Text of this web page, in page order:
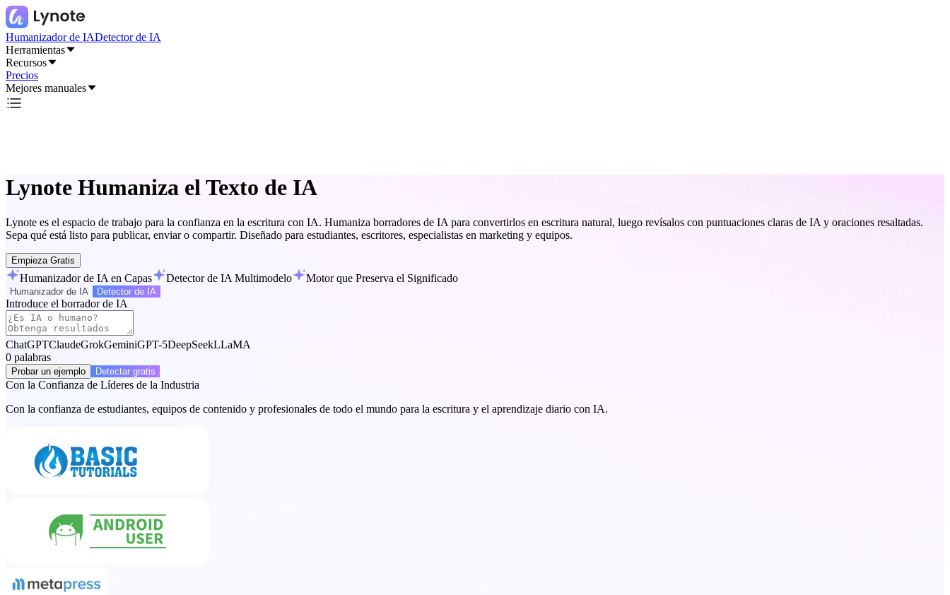
Humanizador de IADetector de IA
Herramientas
Recursos
Precios
Mejores manuales
Lynote Humaniza el Texto de IA
Lynote es el espacio de trabajo para la confianza en la escritura con IA. Humaniza borradores de IA para convertirlos en escritura natural, luego revísalos con puntuaciones claras de IA y oraciones resaltadas.
Sepa qué está listo para publicar, enviar o compartir. Diseñado para estudiantes, escritores, especialistas en marketing y equipos.
Empieza Gratis
Humanizador de IA en Capas Detector de IA Multimodelo Motor que Preserva el Significado
Humanizador de IA Detector de IA
Introduce el borrador de IA
ChatGPTClaudeGrokGeminiGPT-5DeepSeekLLaMA
0 palabras
Probar un ejemplo Detectar gratis
Con la Confianza de Líderes de la Industria
Con la confianza de estudiantes, equipos de contenido y profesionales de todo el mundo para la escritura y el aprendizaje diario con IA.